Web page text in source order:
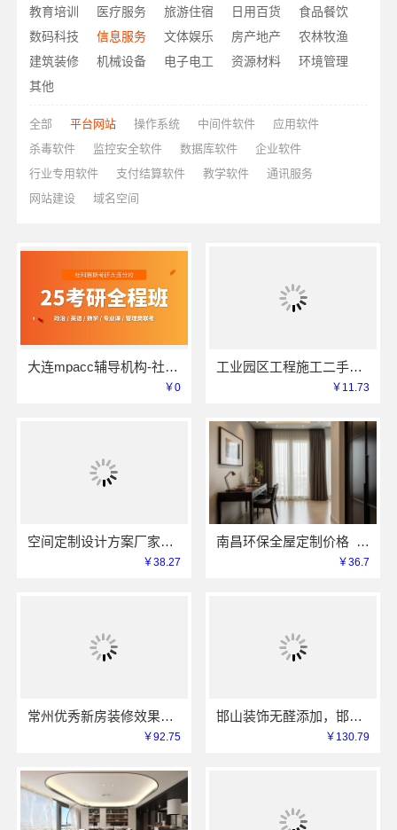
教育培训
医疗服务 旅游住宿 日用百货
食品餐饮
数码科技
信息服务 文体娱乐 房产地产
农林牧渔
建筑装修
机械设备 电子电工 资源材料
环境管理
其他
全部 平台网站 操作系统 中间件软件
应用软件
杀毒软件
监控安全软件 数据库软件
企业软件
行业专用软件
支付结算软件 教学软件
通讯服务
网站建设
域名空间
大连mpacc辅导机构-社科赛斯考研专业辅导机构
￥0
工业园区工程施工二手房全包苏州兔哥哥智装
￥11.73
空间定制设计方案厂家江西圣匠
￥38.27
南昌环保全屋定制价格_江西尚宅尚品
￥36.7
常州优秀新房装修效果图——常州宜居佳装饰
￥92.75
邯山装饰无醛添加，邯郸至臻全宅新材料有限公司源头环保
￥130.79